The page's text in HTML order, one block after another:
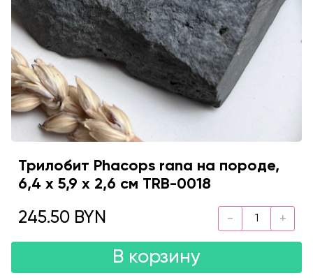
Трилобит Phacops rana на породе,
6,4 х 5,9 х 2,6 см TRB-0018
245.50 BYN
В корзину